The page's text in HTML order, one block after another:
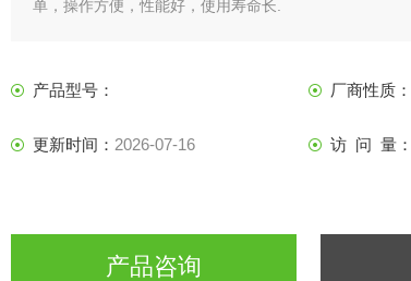
单，操作方便，性能好，使用寿命长.
产品型号： 厂商性质：
更新时间： 2026-07-16 访 问 量：
产品咨询